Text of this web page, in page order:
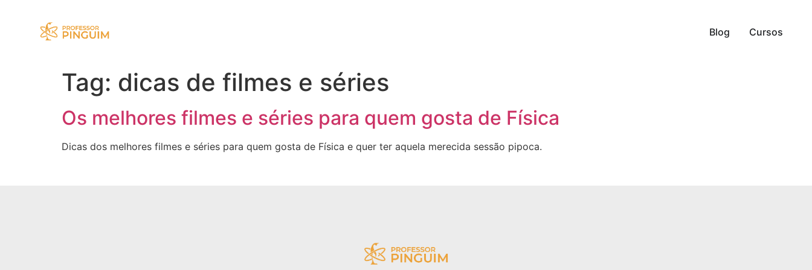
Blog Cursos
Tag: dicas de filmes e séries
Os melhores filmes e séries para quem gosta de Física
Dicas dos melhores filmes e séries para quem gosta de Física e quer ter aquela merecida sessão pipoca.